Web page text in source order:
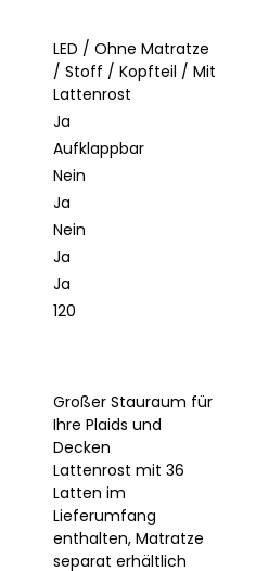
LED / Ohne Matratze
/ Stoff / Kopfteil / Mit
Lattenrost
Ja
Aufklappbar
Nein
Ja
Nein
Ja
Ja
120
Großer Stauraum für
Ihre Plaids und
Decken
Lattenrost mit 36
Latten im
Lieferumfang
enthalten, Matratze
separat erhältlich